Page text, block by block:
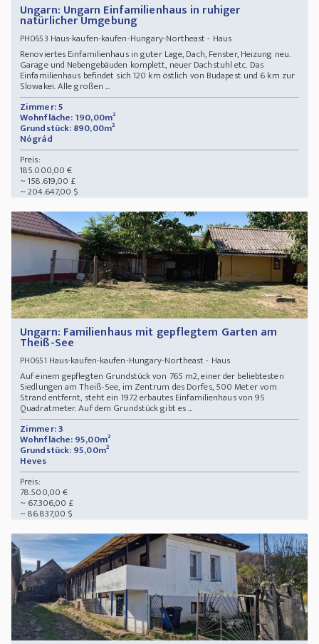
Ungarn: Ungarn Einfamilienhaus in ruhiger
natürlicher Umgebung
PH0653 Haus-kaufen-kaufen-Hungary-Northeast - Haus
Renoviertes Einfamilienhaus in guter Lage, Dach, Fenster, Heizung neu.
Garage und Nebengebäuden komplett, neuer Dachstuhl etc. Das
Einfamilienhaus befindet sich 120 km östlich von Budapest und 6 km zur
Slowakei. Alle großen ...
Zimmer: 5
Wohnfläche: 190,00m²
Grundstück: 890,00m²
Nógrád
Preis:
185.000,00 €
~ 158.619,00 £
~ 204.647,00 $
Ungarn: Familienhaus mit gepflegtem Garten am
Theiß-See
PH0651 Haus-kaufen-kaufen-Hungary-Northeast - Haus
Auf einem gepflegten Grundstück von 765 m2, einer der beliebtesten
Siedlungen am Theiß-See, im Zentrum des Dorfes, 500 Meter vom
Strand entfernt, steht ein 1972 erbautes Einfamilienhaus von 95
Quadratmeter. Auf dem Grundstück gibt es ...
Zimmer: 3
Wohnfläche: 95,00m²
Grundstück: 95,00m²
Heves
Preis:
78.500,00 €
~ 67.306,00 £
~ 86.837,00 $